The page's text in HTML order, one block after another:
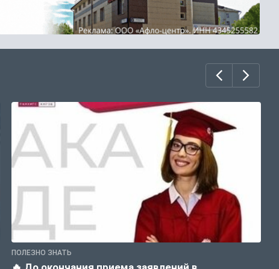
ПОЛЕЗНО ЗНАТЬ